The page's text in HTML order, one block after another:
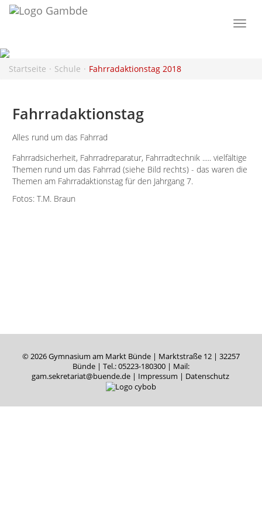
Startseite Schule Fahrradaktionstag 2018
Fahrradaktionstag
Alles rund um das Fahrrad
Fahrradsicherheit, Fahrradreparatur, Fahrradtechnik ..... vielfältige
Themen rund um das Fahrrad (siehe Bild rechts) - das waren die
Themen am Fahrradaktionstag für den Jahrgang 7.
Fotos: T.M. Braun
© 2026 Gymnasium am Markt Bünde | Marktstraße 12 | 32257
Bünde | Tel.: 05223-180300 | Mail:
gam.sekretariat@buende.de| Impressum | Datenschutz